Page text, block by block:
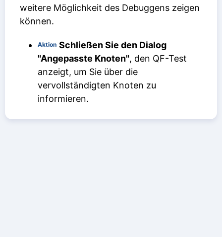
weitere Möglichkeit des Debuggens zeigen
können.
Aktion Schließen Sie den Dialog
"Angepasste Knoten", den QF-Test
anzeigt, um Sie über die
vervollständigten Knoten zu
informieren.